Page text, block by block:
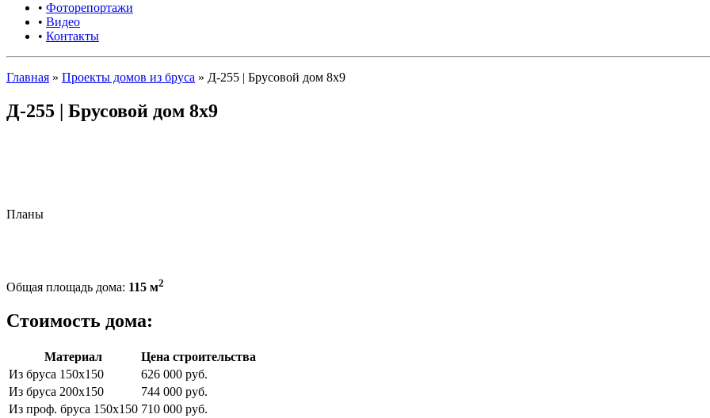
• Фоторепортажи
• Видео
• Контакты
Главная » Проекты домов из бруса » Д-255 | Брусовой дом 8х9
Д-255 | Брусовой дом 8х9
Планы
Общая площадь дома: 115 м2
Стоимость дома:
Материал
Цена строительства
Из бруса 150х150
626 000 руб.
Из бруса 200х150
744 000 руб.
Из проф. бруса 150х150 710 000 руб.